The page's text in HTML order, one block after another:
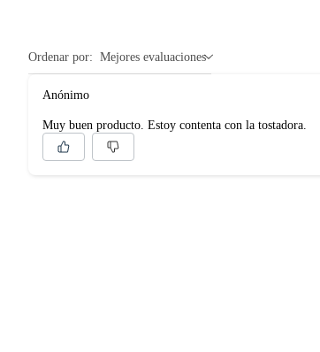
Ordenar por: Mejores evaluaciones
Anónimo
Muy buen producto. Estoy contenta con la tostadora.